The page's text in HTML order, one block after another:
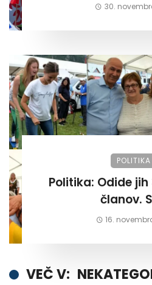
30.
POLITIKA
Politika: Odide jih 30 pride 600
16.
VEČ V: